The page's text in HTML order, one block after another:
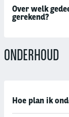
Over welk
gerekend?
ONDERHOUD
Hoe plan ik